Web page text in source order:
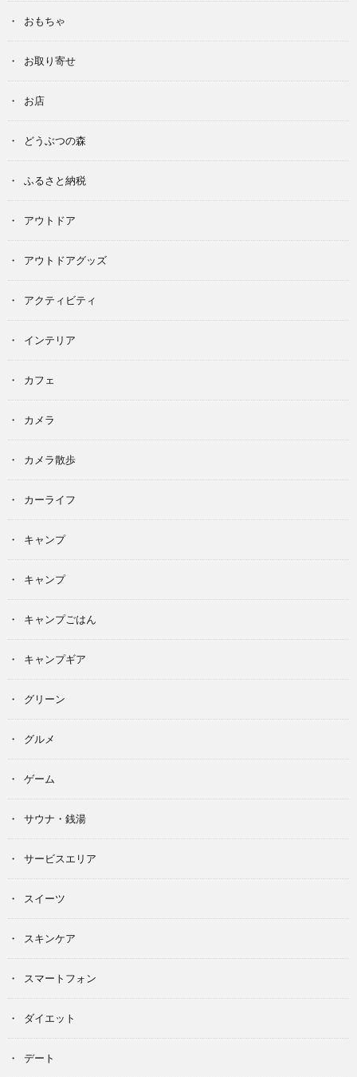
おもちゃ
お取り寄せ
お店
どうぶつの森
ふるさと納税
アウトドア
アウトドアグッズ
アクティビティ
インテリア
カフェ
カメラ
カメラ散歩
カーライフ
キャンプ
キャンプ
キャンプごはん
キャンプギア
グリーン
グルメ
ゲーム
サウナ・銭湯
サービスエリア
スイーツ
スキンケア
スマートフォン
ダイエット
デート